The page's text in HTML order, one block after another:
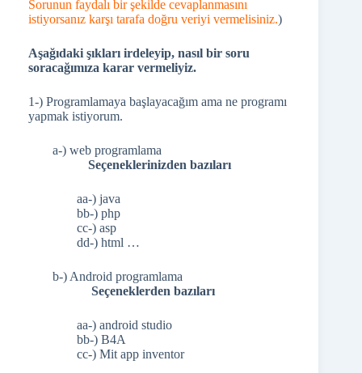
Sorunun faydalı bir şekilde cevaplanmasını
istiyorsanız karşı tarafa doğru veriyi vermelisiniz.)
Aşağıdaki şıkları irdeleyip, nasıl bir soru
soracağımıza karar vermeliyiz.
1-) Programlamaya başlayacağım ama ne programı
yapmak istiyorum.
a-) web programlama
Seçeneklerinizden bazıları
aa-) java
bb-) php
cc-) asp
dd-) html …
b-) Android programlama
Seçeneklerden bazıları
aa-) android studio
bb-) B4A
cc-) Mit app inventor